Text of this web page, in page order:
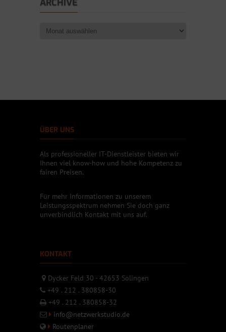
ARCHIVE
ÜBER UNS
Als professioneller IT-Dienstleister bieten wir
Ihnen viel know-how und hohe Kompetenz zu
fairen Preisen.
Für mehr Informationen zu unserem
Leistungsspektrum nehmen Sie doch ganz
unverbindlich Kontakt mit uns auf.
KONTAKT
Dycker Feld 30 - 42653 Solingen
+49 . 212 . 380858-30
+49 . 212 . 380858-32
info@netzwerkstudio.de
Routenplaner